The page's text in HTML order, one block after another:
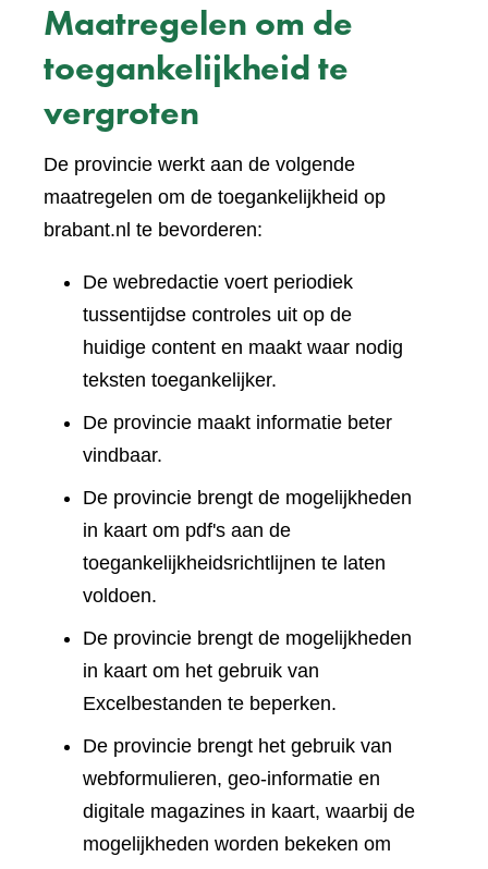
Maatregelen om de
toegankelijkheid te
vergroten
De provincie werkt aan de volgende
maatregelen om de toegankelijkheid op
brabant.nl te bevorderen:
De webredactie voert periodiek
tussentijdse controles uit op de
huidige content en maakt waar nodig
teksten toegankelijker.
De provincie maakt informatie beter
vindbaar.
De provincie brengt de mogelijkheden
in kaart om pdf's aan de
toegankelijkheidsrichtlijnen te laten
voldoen.
De provincie brengt de mogelijkheden
in kaart om het gebruik van
Excelbestanden te beperken.
De provincie brengt het gebruik van
webformulieren, geo-informatie en
digitale magazines in kaart, waarbij de
mogelijkheden worden bekeken om